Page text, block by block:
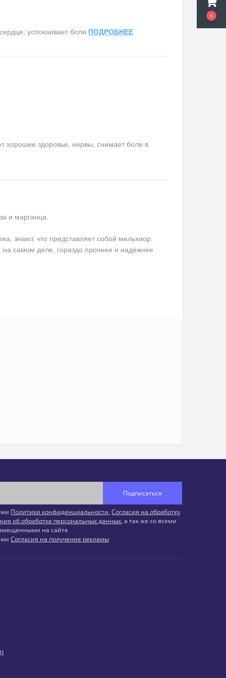
0
успокаивает боли ПОДРОБНЕЕ
хорошее здоровье, нервы, снимает боли в
и марганца.
знают, что представляет собой мельхиор.
самом деле, гораздо прочнее и надёжнее
Подписаться
Политики конфиденциальности, Согласия на обработку
об обработке персональных данных, а так же со всеми
на сайте
Согласия на получение рекламы